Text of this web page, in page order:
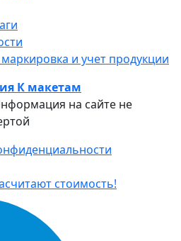
и учет продукции
К макетам
на сайте не
стоимость!